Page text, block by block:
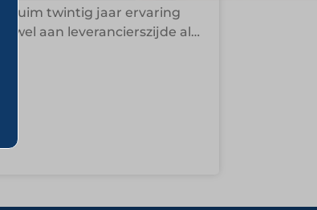
ruim twintig jaar ervaring
aan leverancierszijde als